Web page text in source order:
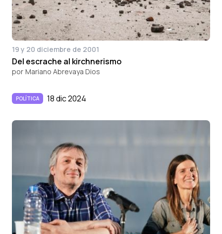
19 y 20 diciembre de 2001
Del escrache al kirchnerismo
por Mariano Abrevaya Dios
POLÍTICA 18 dic 2024